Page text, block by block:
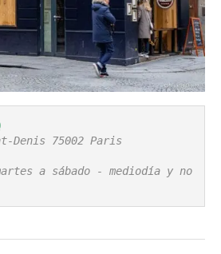
Denis 75002 Paris
a sábado - mediodía y no